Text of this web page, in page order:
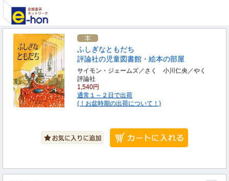
ふしぎなともだち
評論社の児童図書館・絵本の部屋
サイモン・ジェームズ／さく 小川仁央／やく
評論社
1,540円
通常１～２日で出荷
(！お盆時期の出荷について！)